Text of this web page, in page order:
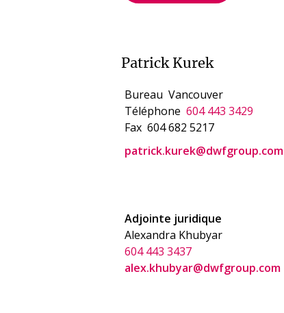
Patrick Kurek
Bureau Vancouver
Téléphone 604 443 3429
Fax 604 682 5217
patrick.kurek@dwfgroup.com
Adjointe juridique
Alexandra Khubyar
604 443 3437
alex.khubyar@dwfgroup.com